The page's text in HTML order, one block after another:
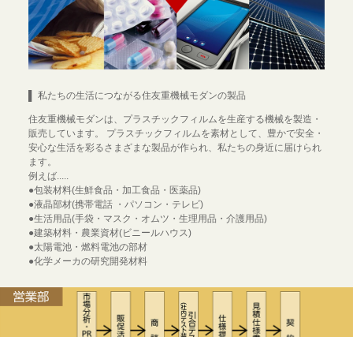
▌ 私たちの生活につながる住友重機械モダンの製品
住友重機械モダンは、プラスチックフィルムを生産する機械を製造・
販売しています。 プラスチックフィルムを素材として、豊かで安全・
安心な生活を彩るさまざまな製品が作られ、私たちの身近に届けられ
ます。
例えば.....
●包装材料(生鮮食品・加工食品・医薬品)
●液晶部材(携帯電話 ・パソコン・テレビ)
●生活用品(手袋・マスク・オムツ・生理用品・介護用品)
●建築材料・農業資材(ビニールハウス)
●太陽電池・燃料電池の部材
●化学メーカの研究開発材料